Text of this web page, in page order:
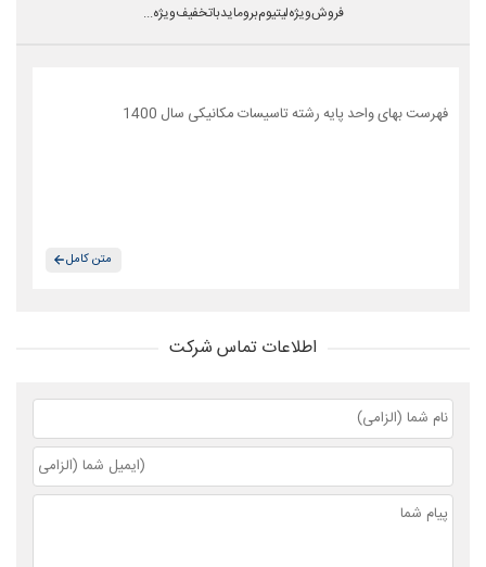
فروش ویژه لیتیوم بروماید با تخفیف ویژه...
فهرست بهای واحد پایه رشته تاسیسات مکانیکی سال 1400
متن کامل
اطلاعات تماس شرکت